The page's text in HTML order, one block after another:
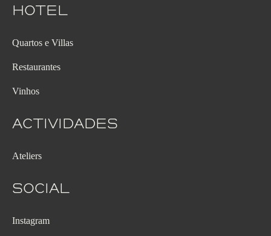
Hotel
Quartos e Villas
Restaurantes
Vinhos
Actividades
Ateliers
Social
Instagram